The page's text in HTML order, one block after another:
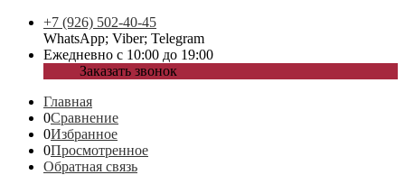
+7 (926) 502-40-45
WhatsApp; Viber; Telegram
Ежедневно с 10:00 до 19:00
Заказать звонок
Главная
0Сравнение
0Избранное
0Просмотренное
Обратная связь